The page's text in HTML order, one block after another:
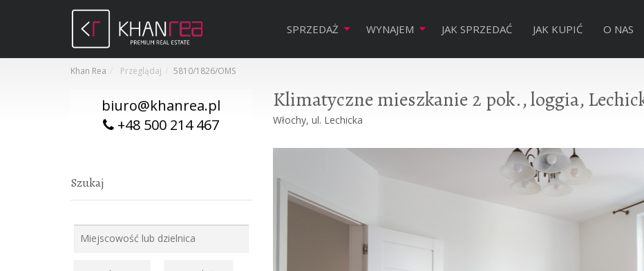
SPRZEDAŻ WYNAJEM JAK SPRZEDAĆ JAK KUPIĆ O NAS
Khan Rea Przeglądaj 5810/1826/OMS
biuro@khanrea.pl
+48 500 214 467
Szukaj
Klimatyczne mieszkanie 2 pok., loggia,
Włochy, ul. Lechicka